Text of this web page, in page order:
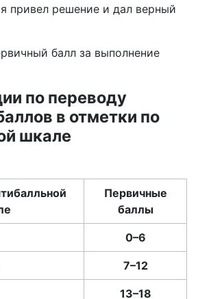
привел решение и дал верный
балл за выполнение
по переводу
в отметки по
шкале
Первичные
баллы
0–6
7–12
13–18